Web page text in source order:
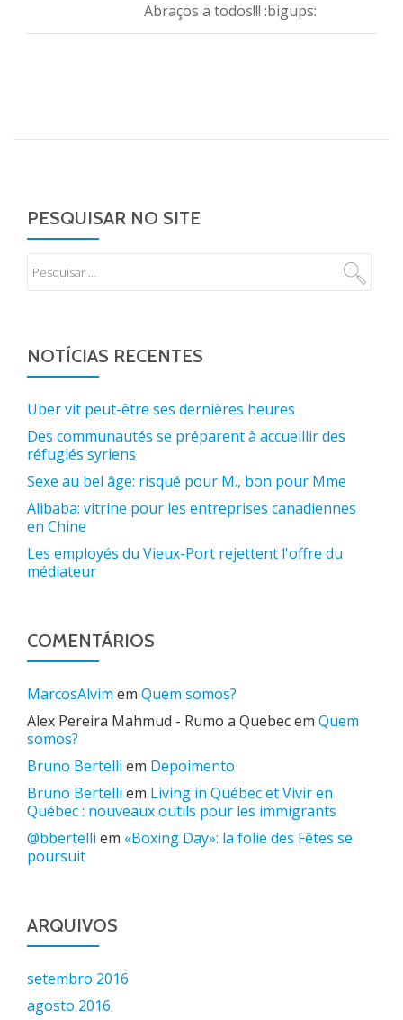
Abraços a todos!!! :bigups:
PESQUISAR NO SITE
NOTÍCIAS RECENTES
Uber vit peut-être ses dernières heures
Des communautés se préparent à accueillir des
réfugiés syriens
Sexe au bel âge: risqué pour M., bon pour Mme
Alibaba: vitrine pour les entreprises canadiennes
en Chine
Les employés du Vieux-Port rejettent l'offre du
médiateur
COMENTÁRIOS
MarcosAlvim em Quem somos?
Alex Pereira Mahmud - Rumo a Quebecem Quem
somos?
Bruno Bertelli em Depoimento
Bruno Bertelli em Living in Québec et Vivir en
Québec : nouveaux outils pour les immigrants
@bbertelli em «Boxing Day»: la folie des Fêtes se
poursuit
ARQUIVOS
setembro 2016
agosto 2016